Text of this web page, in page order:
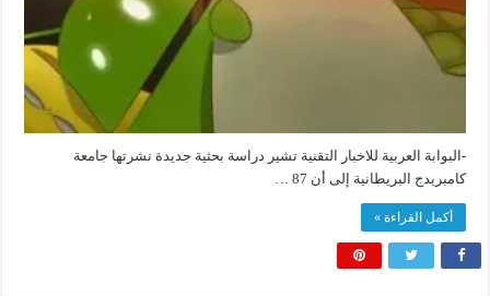
-البوابة العربية للاخبار التقنية تشير دراسة بحثية جديدة نشرتها جامعة
كامبريدج البريطانية إلى أن 87 …
أكمل القراءة »